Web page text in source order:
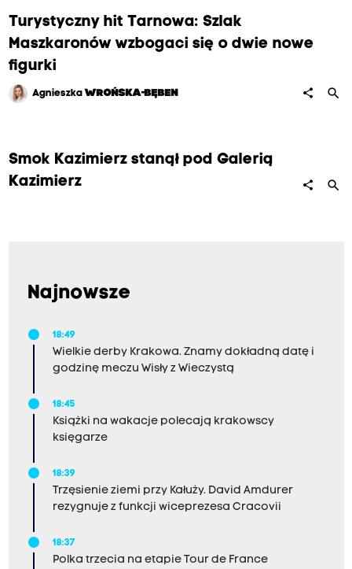
Turystyczny hit Tarnowa: Szlak
Maszkaronów wzbogaci się o dwie nowe
figurki
Agnieszka WROŃSKA-BĘBEN share search
Smok Kazimierz stanął pod Galerią
Kazimierz
share search
Najnowsze
18:49
Wielkie derby Krakowa. Znamy dokładną datę i
godzinę meczu Wisły z Wieczystą
18:45
Książki na wakacje polecają krakowscy
księgarze
18:39
Trzęsienie ziemi przy Kałuży. David Amdurer
rezygnuje z funkcji wiceprezesa Cracovii
18:37
Polka trzecia na etapie Tour de France